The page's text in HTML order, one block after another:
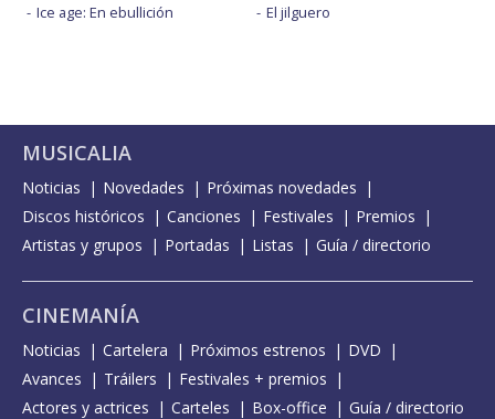
Ice age: En ebullición
El jilguero
MUSICALIA
Noticias Novedades
Próximas novedades
Discos históricos
Canciones Festivales
Premios
Artistas y grupos
Portadas Listas Guía / directorio
CINEMANÍA
Noticias Cartelera Próximos estrenos
DVD
Avances
Tráilers
Festivales + premios
Actores y actrices
Carteles Box-office Guía / directorio